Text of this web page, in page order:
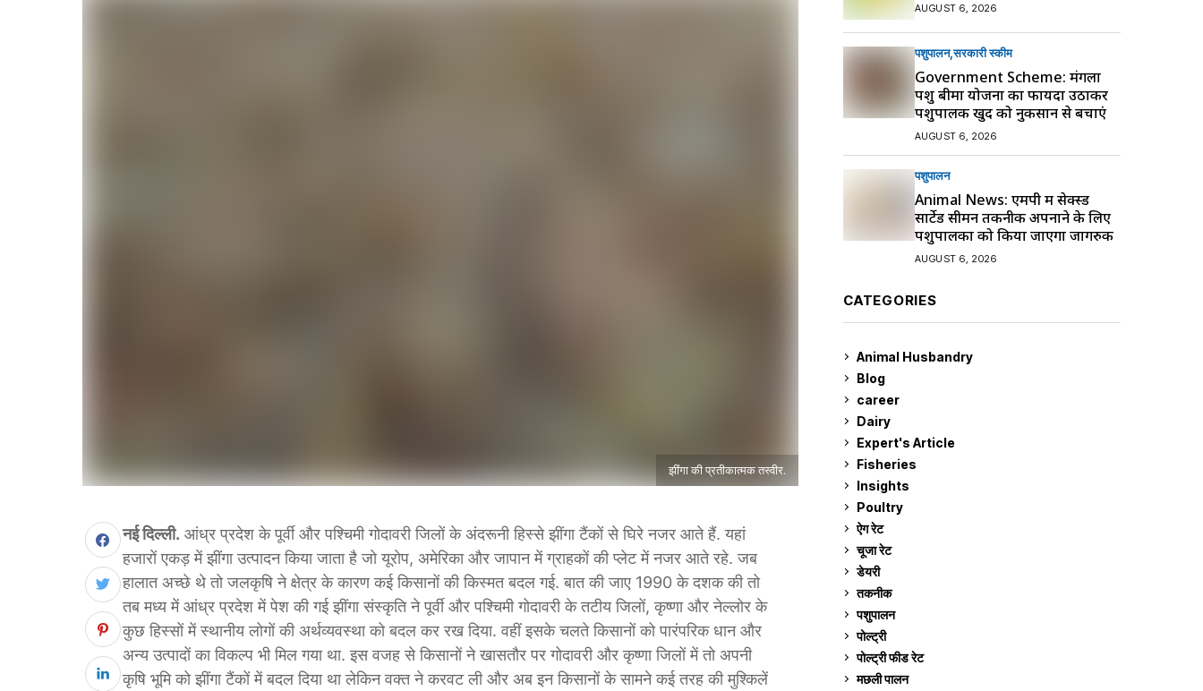
झींगा की प्रतीकात्मक तस्वीर.
नई दिल्ली. आंध्र प्रदेश के पूर्वी और पश्चिमी गोदावरी जिलों के अंदरूनी हिस्से झींगा टैंकों से घिरे नजर आते हैं. यहां
हजारों एकड़ में झींगा उत्पादन किया जाता है जो यूरोप, अमेरिका और जापान में ग्राहकों की प्लेट में नजर आते रहे. जब
हालात अच्छे थे तो जलकृषि ने क्षेत्र के कारण कई किसानों की किस्मत बदल गई. बात की जाए 1990 के दशक की तो
तब मध्य में आंध्र प्रदेश में पेश की गई झींगा संस्कृति ने पूर्वी और पश्चिमी गोदावरी के तटीय जिलों, कृष्णा और नेल्लोर के
कुछ हिस्सों में स्थानीय लोगों की अर्थव्यवस्था को बदल कर रख दिया. वहीं इसके चलते किसानों को पारंपरिक धान और
अन्य उत्पादों का विकल्प भी मिल गया था. इस वजह से किसानों ने खासतौर पर गोदावरी और कृष्णा जिलों में तो अपनी
कृषि भूमि को झींगा टैंकों में बदल दिया था लेकिन वक्त ने करवट ली और अब इन किसानों के सामने कई तरह की मुश्किलें
AUGUST 6, 2026
पशुपालन सरकारी स्की‍म
Government Scheme: मंगला
पशु बीमा योजना का फायदा उठाकर
पशुपालक खुद को नुकसान से बचाएं
AUGUST 6, 2026
पशुपालन
Animal News: एमपी में सेक्स्ड
सार्टेड सीमन तकनीक अपनाने के लिए
पशुपालकों को किया जाएगा जागरुक
AUGUST 6, 2026
CATEGORIES
Animal Husbandry
Blog
career
Dairy
Expert's Article
Fisheries
Insights
Poultry
ऐग रेट
चूजा रेट
डेयरी
तकनीक
पशुपालन
पोल्ट्री
पोल्ट्री फीड रेट
मछली पालन